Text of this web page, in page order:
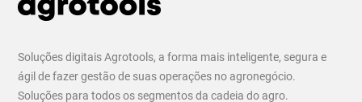
Soluções digitais Agrotools, a forma mais inteligente, segura e
ágil de fazer gestão de suas operações no agronegócio.
Soluções para todos os segmentos da cadeia do agro.